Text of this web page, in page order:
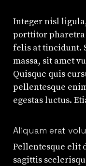
Integer nisl
porttitor pharetra
felis at tincidunt.
massa, sit amet
Quisque quis
pellentesque
egestas luctus.
Aliquam erat
Pellentesque elit
sagittis